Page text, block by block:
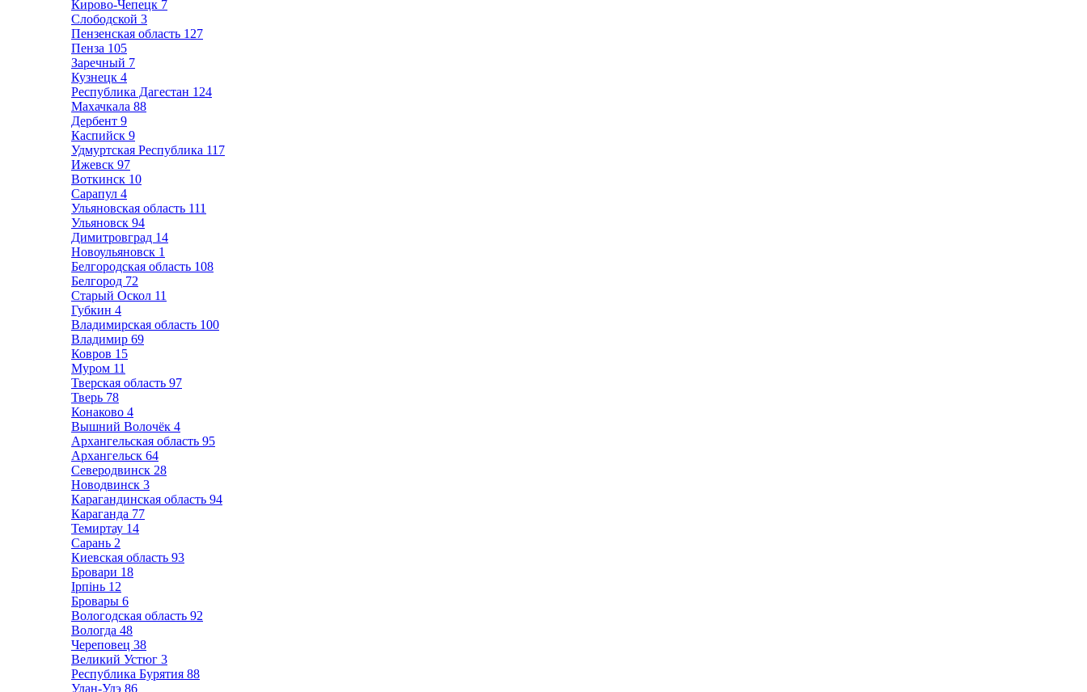
Кирово-Чепецк 7
Слободской 3
Пензенская область 127
Пенза 105
Заречный 7
Кузнецк 4
Республика Дагестан 124
Махачкала 88
Дербент 9
Каспийск 9
Удмуртская Республика 117
Ижевск 97
Воткинск 10
Сарапул 4
Ульяновская область 111
Ульяновск 94
Димитровград 14
Новоульяновск 1
Белгородская область 108
Белгород 72
Старый Оскол 11
Губкин 4
Владимирская область 100
Владимир 69
Ковров 15
Муром 11
Тверская область 97
Тверь 78
Конаково 4
Вышний Волочёк 4
Архангельская область 95
Архангельск 64
Северодвинск 28
Новодвинск 3
Карагандинская область 94
Караганда 77
Темиртау 14
Сарань 2
Киевская область 93
Бровари 18
Ірпінь 12
Бровары 6
Вологодская область 92
Вологда 48
Череповец 38
Великий Устюг 3
Республика Бурятия 88
Улан-Удэ 86